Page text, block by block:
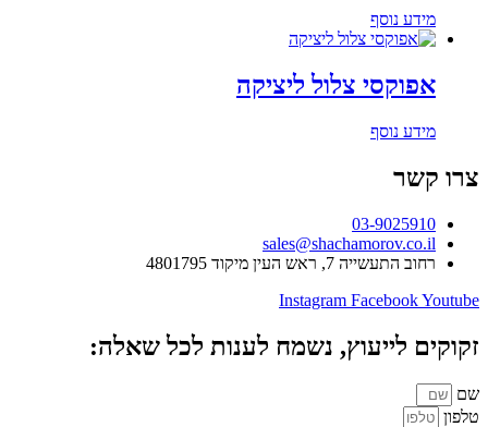
מידע נוסף
אפוקסי צלול ליציקה
מידע נוסף
צרו קשר
03-9025910
sales@shachamorov.co.il
רחוב התעשייה 7, ראש העין מיקוד 4801795
Instagram FacebookYoutube
זקוקים לייעוץ, נשמח לענות לכל שאלה:
שם
טלפון